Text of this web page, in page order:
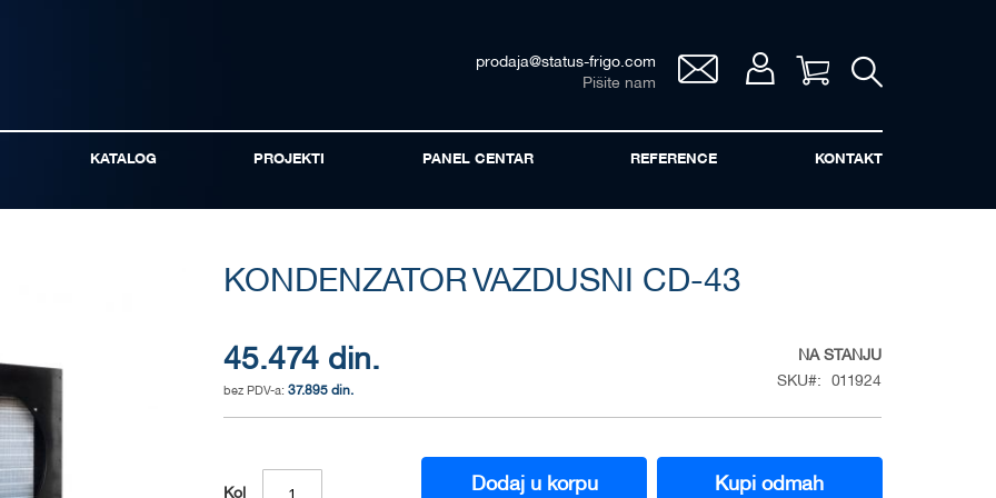
Vaša korpa
prodaja@status-frigo.com
Pišite nam
KATALOG PROJEKTI PANEL CENTAR REFERENCE KONTAKT
KONDENZATOR VAZDUSNI CD-43
45.474 din.
37.895 din.
NA STANJU
SKU
011924
Kol Dodaj u korpu Kupi odmah